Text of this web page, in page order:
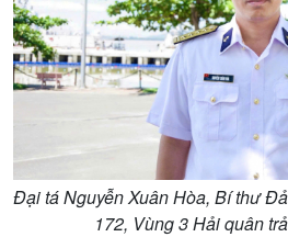
Đại tá Nguyễn Xuân Hòa, Bí thư
172, Vùng 3 Hải quân